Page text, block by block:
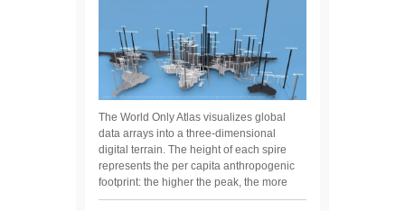
The World Only Atlas visualizes global
data arrays into a three-dimensional
digital terrain. The height of each spire
represents the per capita anthropogenic
footprint: the higher the peak, the more